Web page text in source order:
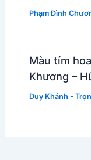
Phạm Đình
Màu tím
Khương –
Duy Khánh -